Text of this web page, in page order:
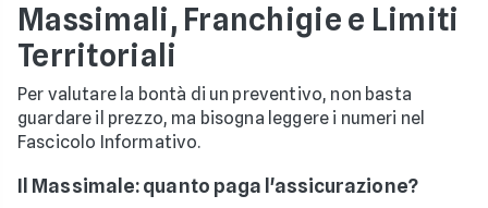
Massimali, Franchigie e Limiti
Territoriali
Per valutare la bontà di un preventivo, non basta
guardare il prezzo, ma bisogna leggere i numeri nel
Fascicolo Informativo.
Il Massimale: quanto paga l'assicurazione?